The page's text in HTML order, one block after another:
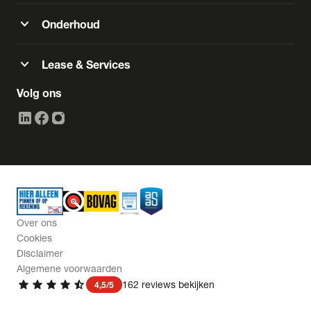
expand_more Onderhoud
expand_more Lease & Services
Volg ons
star star star star star_half 4,5/5 162 reviews bekijken
Over ons
Cookies
Disclaimer
Algemene voorwaarden